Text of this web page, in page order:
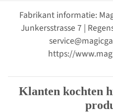
Fabrikant informatie:
Junkersstrasse 7 |
https://
Klanten kochten